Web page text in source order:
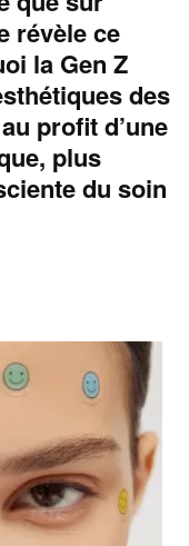
révèle ce
la Gen Z
des
profit d’une
plus
du soin